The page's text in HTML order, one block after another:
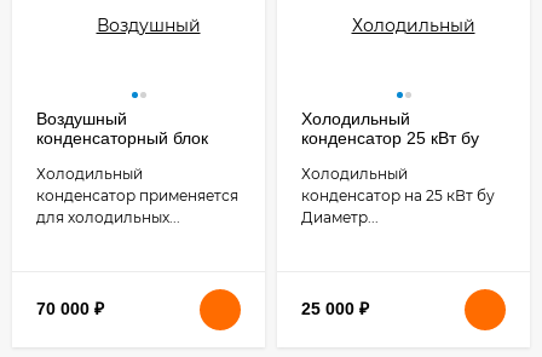
Воздушный
конденсаторный блок
Холодильный
конденсатор применяется
для холодильных...
70 000 ₽
Холодильный
конденсатор 25 кВт бу
Холодильный
конденсатор на 25 кВт бу
Диаметр...
25 000 ₽